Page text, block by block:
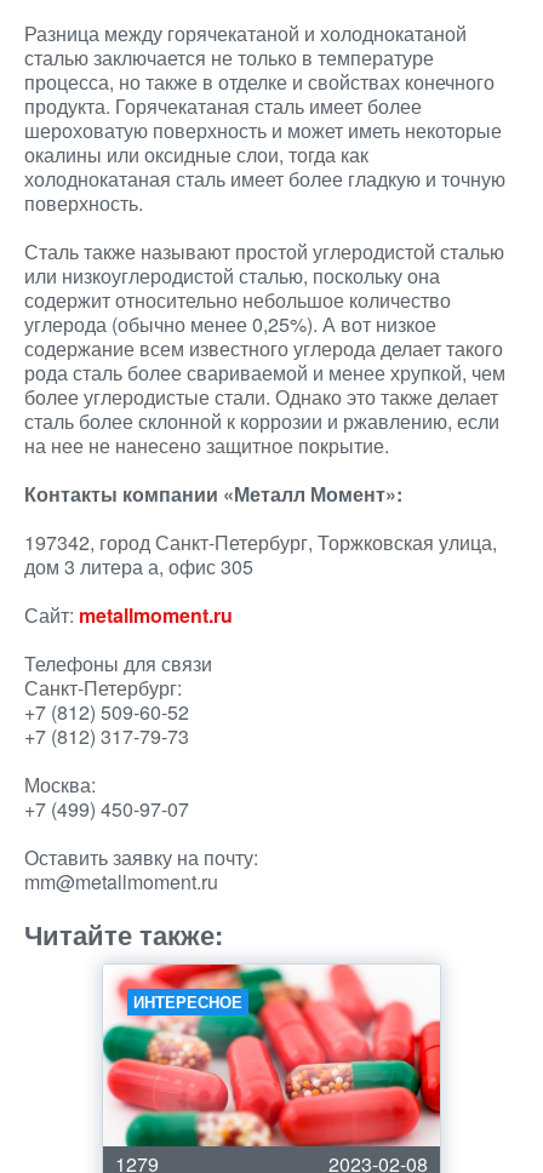
Разница между горячекатаной и холоднокатаной
сталью заключается не только в температуре
процесса, но также в отделке и свойствах конечного
продукта. Горячекатаная сталь имеет более
шероховатую поверхность и может иметь некоторые
окалины или оксидные слои, тогда как
холоднокатаная сталь имеет более гладкую и точную
поверхность.
Сталь также называют простой углеродистой сталью
или низкоуглеродистой сталью, поскольку она
содержит относительно небольшое количество
углерода (обычно менее 0,25%). А вот низкое
содержание всем известного углерода делает такого
рода сталь более свариваемой и менее хрупкой, чем
более углеродистые стали. Однако это также делает
сталь более склонной к коррозии и ржавлению, если
на нее не нанесено защитное покрытие.
Контакты компании «Металл Момент»:
197342, город Санкт-Петербург, Торжковская улица,
дом 3 литера а, офис 305
Сайт: metallmoment.ru
Телефоны для связи
Санкт-Петербург:
+7 (812) 509-60-52
+7 (812) 317-79-73
Москва:
+7 (499) 450-97-07
Оставить заявку на почту:
mm@metallmoment.ru
Читайте также:
ИНТЕРЕСНОЕ
1279 2023-02-08